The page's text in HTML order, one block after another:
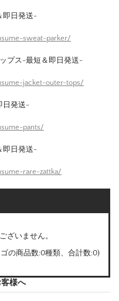
即日発送-
sweat-parker/
プス-最短＆即日発送-
jacket-outer-tops/
日発送-
pants/
即日発送-
rare-zattka/
ざいません。
の商品数:0種類、合計数:0)
様へ